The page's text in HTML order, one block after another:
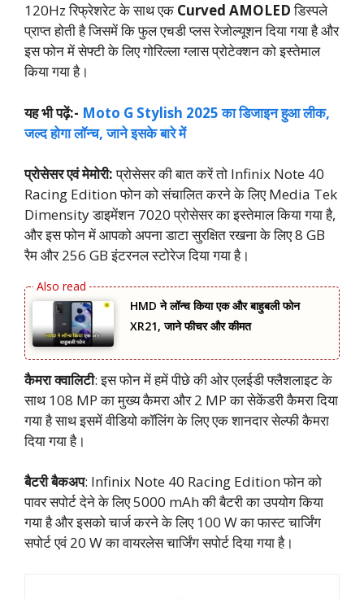
120Hz रिफ्रेशरेट के साथ एक Curved AMOLEDडिस्पले
प्राप्त होती है जिसमें कि फुल एचडी प्लस रेजोल्यूशन दिया गया है और
इस फोन में सेफ्टी के लिए गोरिल्ला ग्लास प्रोटेक्शन को इस्तेमाल
किया गया है।
यह भी पढ़ें:- Moto G Stylish 2025 का डिजाइन हुआ लीक,
जल्द होगा लॉन्च, जाने इसके बारे में
प्रोसेसर एवं मेमोरी:प्रोसेसर की बात करें तो Infinix Note 40
Racing Edition फोन को संचालित करने के लिए Media Tek
Dimensity डाइमेंशन 7020 प्रोसेसर का इस्तेमाल किया गया है,
और इस फोन में आपको अपना डाटा सुरक्षित रखना के लिए 8 GB
रैम और 256 GB इंटरनल स्टोरेज दिया गया है।
HMD ने लॉन्च किया एक और बाहुबली फोन
XR21, जाने फीचर और कीमत
कैमरा क्वालिटी: इस फोन में हमें पीछे की ओर एलईडी फ्लैशलाइट के
साथ 108 MP का मुख्य कैमरा और 2 MP का सेकेंडरी कैमरा दिया
गया है साथ इसमें वीडियो कॉलिंग के लिए एक शानदार सेल्फी कैमरा
दिया गया है।
बैटरी बैकअप: Infinix Note 40 Racing Edition फोन को
पावर सपोर्ट देने के लिए 5000 mAh की बैटरी का उपयोग किया
गया है और इसको चार्ज करने के लिए 100 W का फास्ट चार्जिंग
सपोर्ट एवं 20 W का वायरलेस चार्जिंग सपोर्ट दिया गया है।